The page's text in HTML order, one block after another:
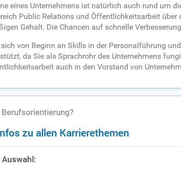
eines Unternehmens ist natürlich auch rund um
Public Relations und Öffentlichkeitsarbeit
Gehalt. Die Chancen auf schnelle
von Beginn an Skills in der Personalführung
da Sie als Sprachrohr des Unternehmens
auch in den Vorstand von
zu allen Karrierethemen